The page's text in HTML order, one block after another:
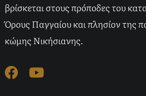
βρίσκεται στους πρόποδες του
Όρους Παγγαίου και πλησίον της
κώμης Νικήσιανης.